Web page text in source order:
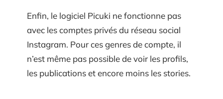
Enfin, le logiciel Picuki ne fonctionne pas
avec les comptes privés du réseau social
Instagram. Pour ces genres de compte, il
n’est même pas possible de voir les profils,
les publications et encore moins les stories.